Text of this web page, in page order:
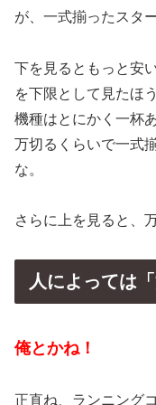
が、一式揃ったスタ
下を見るともっと安
を下限として見たほ
機種はとにかく一杯
万切るくらいで一式
な。
さらに上を見ると、
人によっては
俺とかね！
正直ね、ランニング